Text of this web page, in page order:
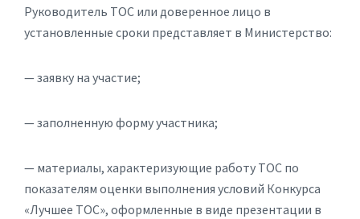
Руководитель ТОС или доверенное лицо в
установленные сроки представляет в Министерство:
— заявку на участие;
— заполненную форму участника;
— материалы, характеризующие работу ТОС по
показателям оценки выполнения условий Конкурса
«Лучшее ТОС», оформленные в виде презентации в